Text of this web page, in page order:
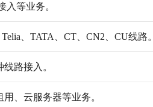
等业务。
、TATA、CT、CN2、CU线路。
路接入。
、云服务器等业务。